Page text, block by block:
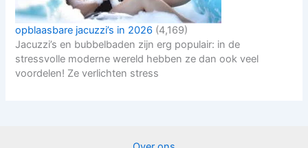
opblaasbare jacuzzi’s in 2026 (4,169)
Jacuzzi’s en bubbelbaden zijn erg populair: in de
stressvolle moderne wereld hebben ze dan ook veel
voordelen! Ze verlichten stress